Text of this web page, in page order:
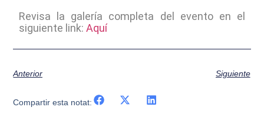
Revisa la galería completa del evento en el
siguiente link:Aquí
Anterior Siguiente
Compartir esta notat: